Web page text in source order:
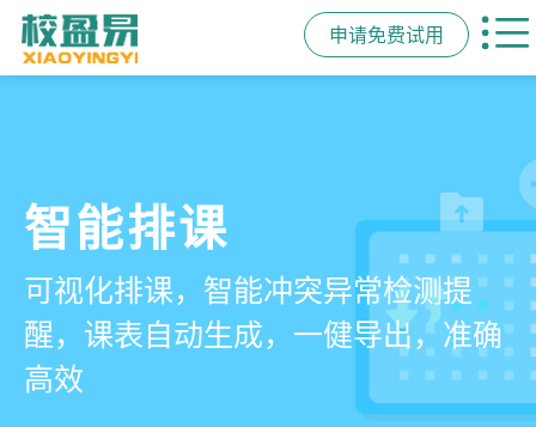
申请免费试用
管学校，用校盈易
培训机构教务管理系
统
有效提升运营管理效率45%
智能排课
可视化排课，智能冲突异常检测提
醒，课表自动生成，一健导出，准确
高效
课时统计
学员签到同步扣减课时，老师带课量
自动统计、汇总，数据清晰可查免扯
皮
家校互动
一部手机链接教师、学员、家长，沟
通互动零距离，服务贴心铸口碑促续
费